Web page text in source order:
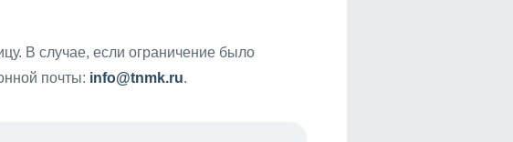
В случае, если ограничение было
почты: info@tnmk.ru.